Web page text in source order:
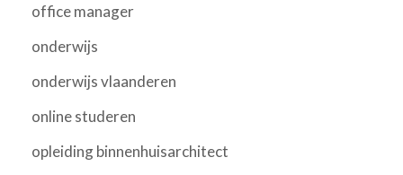
office manager
onderwijs
onderwijs vlaanderen
online studeren
opleiding binnenhuisarchitect